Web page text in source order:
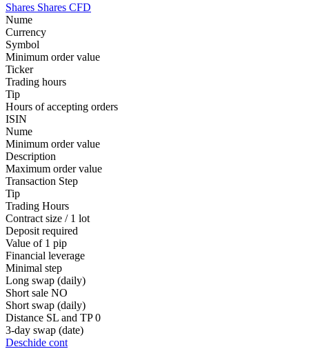
Shares Shares CFD
Nume
Currency
Symbol
Minimum order value
Ticker
Trading hours
Tip
Hours of accepting orders
ISIN
Nume
Minimum order value
Description
Maximum order value
Transaction Step
Tip
Trading Hours
Contract size / 1 lot
Deposit required
Value of 1 pip
Financial leverage
Minimal step
Long swap (daily)
Short sale NO
Short swap (daily)
Distance SL and TP 0
3-day swap (date)
Deschide cont